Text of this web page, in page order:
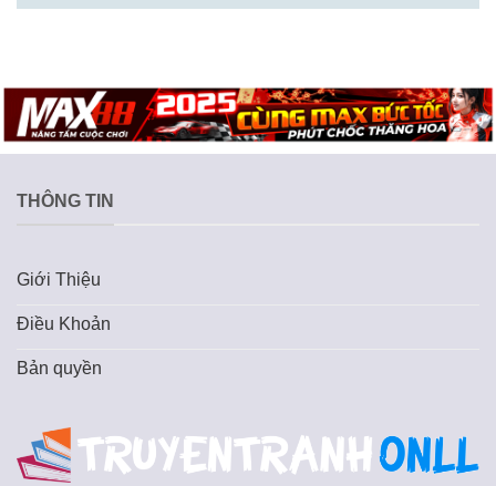
THÔNG TIN
Giới Thiệu
Điều Khoản
Bản quyền